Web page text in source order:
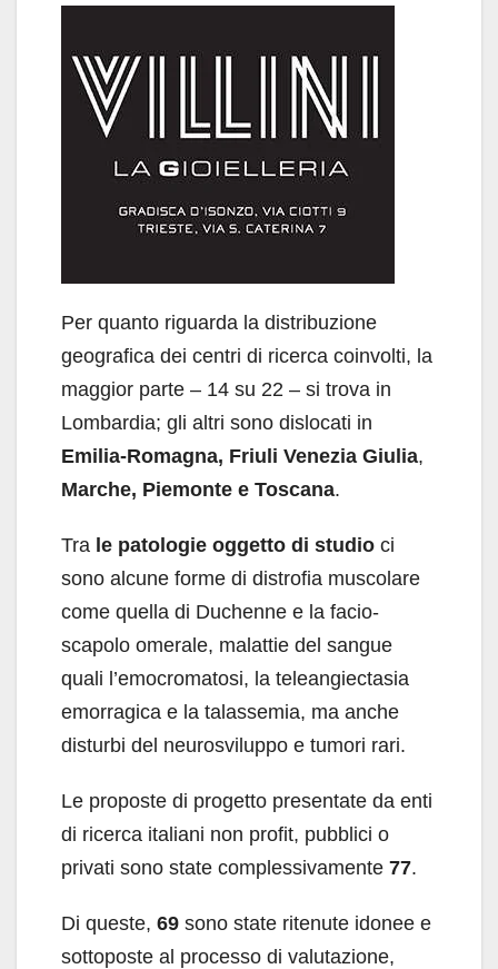
Per quanto riguarda la distribuzione
geografica dei centri di ricerca coinvolti, la
maggior parte – 14 su 22 – si trova in
Lombardia; gli altri sono dislocati in
Emilia-Romagna, Friuli Venezia Giulia,
Marche, Piemonte e Toscana.
Tra le patologie oggetto di studio ci
sono alcune forme di distrofia muscolare
come quella di Duchenne e la facio-
scapolo omerale, malattie del sangue
quali l’emocromatosi, la teleangiectasia
emorragica e la talassemia, ma anche
disturbi del neurosviluppo e tumori rari.
Le proposte di progetto presentate da enti
di ricerca italiani non profit, pubblici o
privati sono state complessivamente 77.
Di queste, 69 sono state ritenute idonee e
sottoposte al processo di valutazione,